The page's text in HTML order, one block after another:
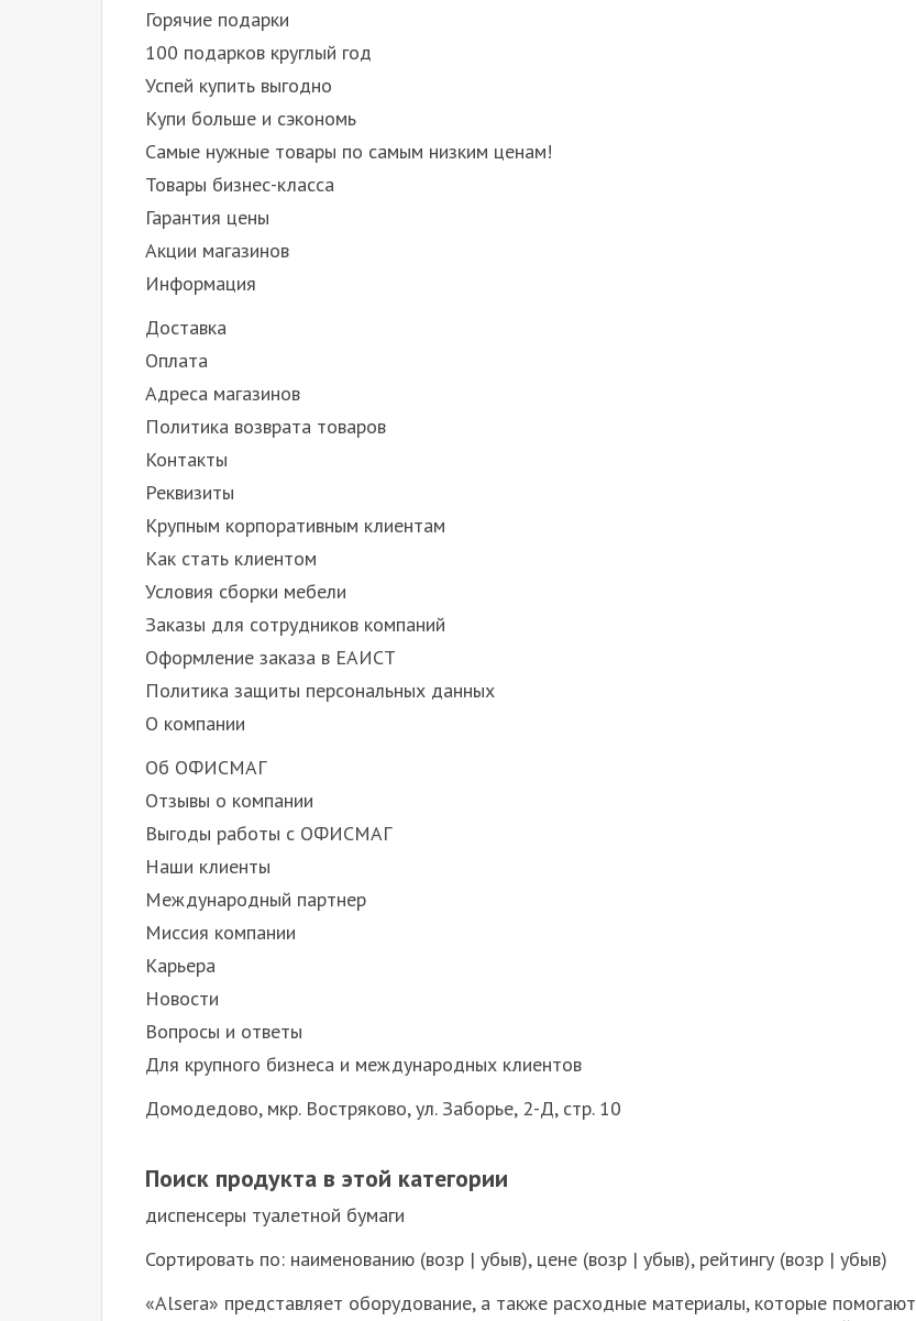
Горячие подарки
100 подарков круглый год
Успей купить выгодно
Купи больше и сэкономь
Самые нужные товары по самым низким ценам!
Товары бизнес-класса
Гарантия цены
Акции магазинов
Информация
Доставка
Оплата
Адреса магазинов
Политика возврата товаров
Контакты
Реквизиты
Крупным корпоративным клиентам
Как стать клиентом
Условия сборки мебели
Заказы для сотрудников компаний
Оформление заказа в ЕАИСТ
Политика защиты персональных данных
О компании
Об ОФИСМАГ
Отзывы о компании
Выгоды работы с ОФИСМАГ
Наши клиенты
Международный партнер
Миссия компании
Карьера
Новости
Вопросы и ответы
Для крупного бизнеса и международных клиентов
Домодедово, мкр. Востряково, ул. Заборье, 2-Д, стр. 10
Поиск продукта в этой категории
диспенсеры туалетной бумаги
Сортировать по: наименованию (возр | убыв), цене (возр | убыв), рейтингу (возр | убыв)
«Alsera» представляет оборудование, а также расходные материалы, которые помогают